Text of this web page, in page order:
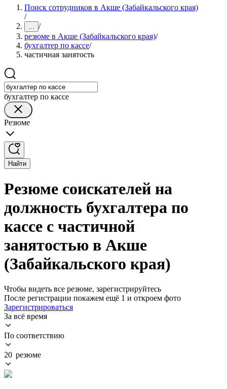
Поиск сотрудников в Акше (Забайкальского края)
/
... /
резюме в Акше (Забайкальского края)/
бухгалтер по кассе/
частичная занятость
бухгалтер по кассе
Резюме
Найти
Резюме соискателей на
должность бухгалтера по
кассе с частичной
занятостью в Акше
(Забайкальского края)
Чтобы видеть все резюме, зарегистрируйтесь
После регистрации покажем ещё 1 и откроем фото
Зарегистрироваться
За всё время
По соответствию
20 резюме